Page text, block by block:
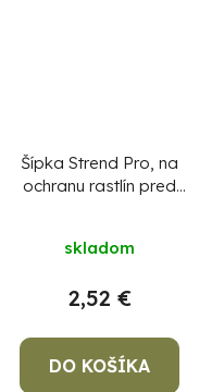
Šípka Strend Pro, na
ochranu rastlín pred
skladom
2,52 €
DO KOŠÍKA